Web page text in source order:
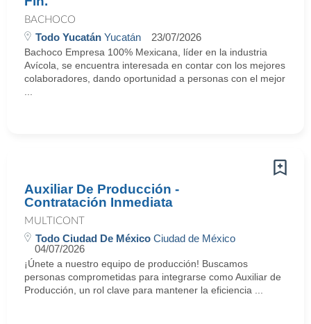
BACHOCO
Todo Yucatán Yucatán 23/07/2026
Bachoco Empresa 100% Mexicana, líder en la industria
Avícola, se encuentra interesada en contar con los mejores
colaboradores, dando oportunidad a personas con el mejor
Auxiliar De Producción -
Contratación Inmediata
MULTICONT
Todo Ciudad De México Ciudad de México
04/07/2026
¡Únete a nuestro equipo de producción! Buscamos
personas comprometidas para integrarse como Auxiliar de
Producción, un rol clave para mantener la eficiencia ...